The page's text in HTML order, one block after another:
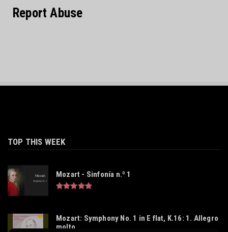
Report Abuse
TOP THIS WEEK
Mozart - Sinfonía n.º 1
Mozart: Symphony No. 1 in E flat, K.16: 1. Allegro
molto